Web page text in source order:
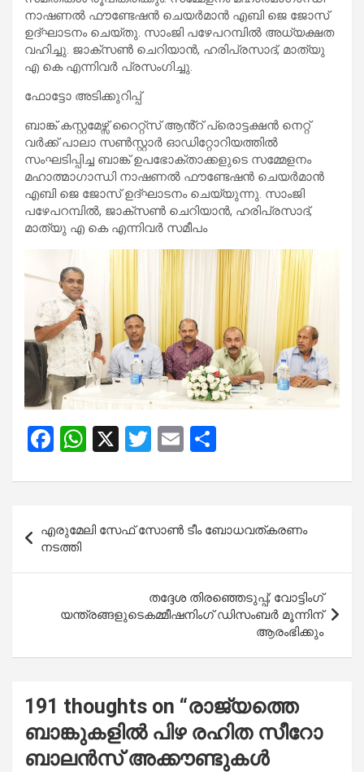
നാഷണൽ ഫൗണ്ടേഷൻ ചെയർമാൻ എബി ജെ ജോസ്
ഉദ്ഘാടനം ചെയ്തു. സാംജി പഴേപറമ്പിൽ അധ്യക്ഷത
വഹിച്ചു. ജാക്സൺ ചെറിയാൻ, ഹരിപ്രസാദ്, മാത്യു
എ കെ എന്നിവർ പ്രസംഗിച്ചു.
ഫോട്ടോ അടിക്കുറിപ്പ്
ബാങ്ക് കസ്റ്റമേഴ്സ് റൈറ്റ്സ് ആൻ്റ് പ്രൊട്ടക്ഷൻ നെറ്റ്
വർക്ക് പാലാ സൺസ്റ്റാർ ഓഡിറ്റോറിയത്തിൽ
സംഘടിപ്പിച്ച ബാങ്ക് ഉപഭോക്താക്കളുടെ സമ്മേളനം
മഹാത്മാഗാന്ധി നാഷണൽ ഫൗണ്ടേഷൻ ചെയർമാൻ
എബി ജെ ജോസ് ഉദ്ഘാടനം ചെയ്യുന്നു. സാംജി
പഴേപറമ്പിൽ, ജാക്സൺ ചെറിയാൻ, ഹരിപ്രസാദ്,
മാത്യു എ കെ എന്നിവർ സമീപം
F
ce
o
o
W
at
s
A
p
X
T
tt
E
ail ar
navigation
എരുമേലി സേഫ് സോൺ ടീം ബോധവത്കരണം
നടത്തി
തദ്ദേശ തിരഞ്ഞെടുപ്പ്; വോട്ടിംഗ്
യന്ത്രങ്ങളുടെകമ്മീഷനിംഗ് ഡിസംബര്‍ മൂന്നിന്
ആരംഭിക്കും
191 thoughts on “രാജ്യത്തെ
ബാങ്കുകളിൽ പിഴ രഹിത സീറോ
ബാലൻസ് അക്കൗണ്ടുകൾ